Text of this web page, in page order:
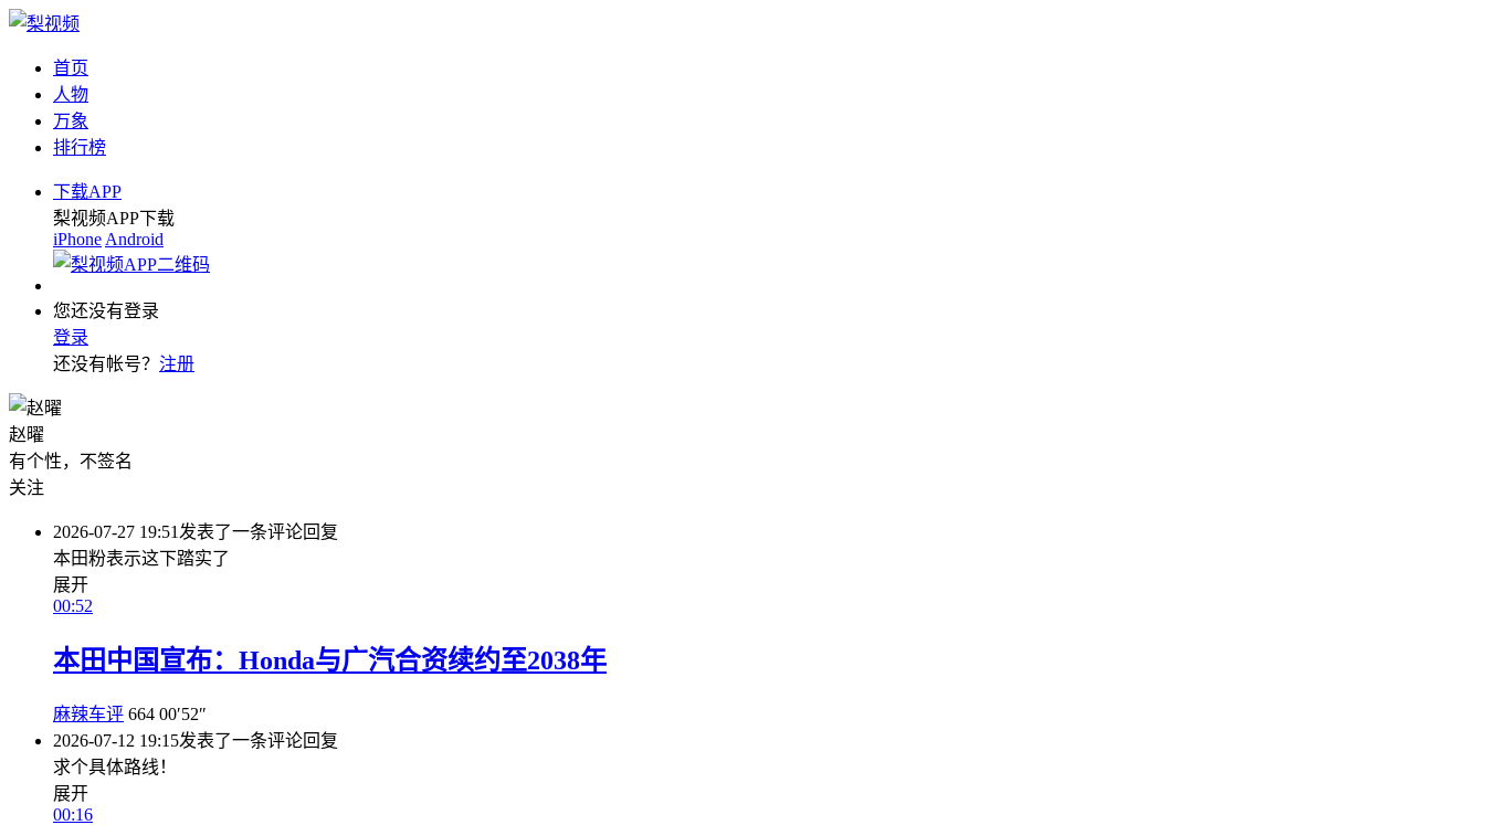
首页
人物
万象
排行榜
下载APP
梨视频APP下载
iPhone Android
您还没有登录
登录
还没有帐号？ 注册
赵曜
有个性，不签名
关注
2026-07-27 19:51 发表了一条评论回复
本田粉表示这下踏实了
展开
00:52
本田中国宣布：Honda与广汽合资续约至2038年
麻辣车评 664 00′52″
2026-07-12 19:15发表了一条评论回复
求个具体路线！
展开
00:16